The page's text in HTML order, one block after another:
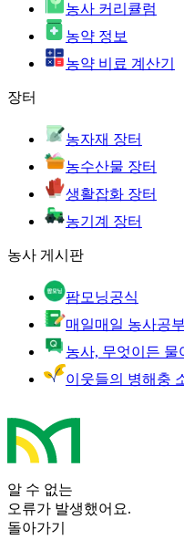
농사 커리큘럼
농약 정보
농약 비료 계산기
장터
농자재 장터
농수산물 장터
생활잡화 장터
농기계 장터
농사 게시판
팜모닝공식
매일매일 농사공부
농사, 무엇이든 물
이웃들의 병해충
알 수 없는
오류가 발생했어요.
돌아가기